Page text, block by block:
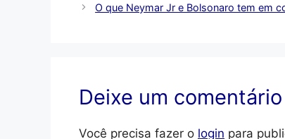
O que Neymar Jr e Bolsonaro tem em
Deixe um comentário
Você precisa fazer o login para